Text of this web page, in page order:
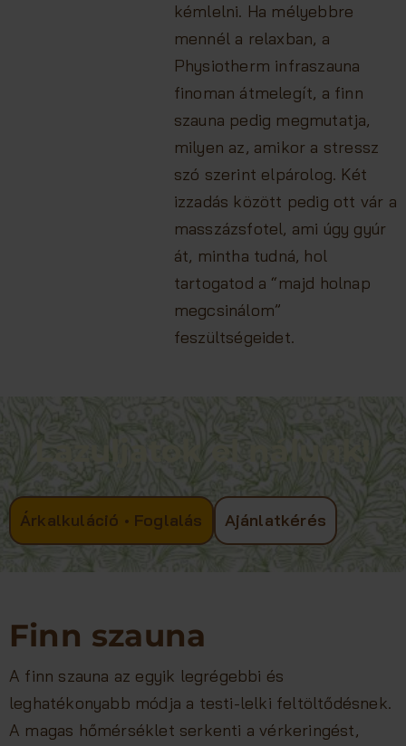
kémlelni. Ha mélyebbre
mennél a relaxban, a
Physiotherm infraszauna
finoman átmelegít, a finn
szauna pedig megmutatja,
milyen az, amikor a stressz
szó szerint elpárolog. Két
izzadás között pedig ott vár a
masszázsfotel, ami úgy gyúr
át, mintha tudná, hol
tartogatod a “majd holnap
megcsinálom”
feszültségeidet.
Lazuljatok el nálunk!
Árkalkuláció • Foglalás Ajánlatkérés
Finn szauna
A finn szauna az egyik legrégebbi és
leghatékonyabb módja a testi-lelki feltöltődésnek.
A magas hőmérséklet serkenti a vérkeringést,